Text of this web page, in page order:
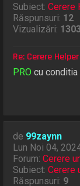
Subiect:Cerere
Răspunsuri: 12
Vizualizări: 1303
Re: Cerere
PRO cu
de 99zaynn
Lun Noi 04,
Forum:Cerere
Subiect:Cerere
Răspunsuri: 9